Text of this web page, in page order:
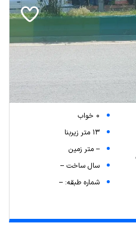
0 خواب
13 متر زیربنا
-- متر زمین
سال ساخت --
شماره طبقه: --